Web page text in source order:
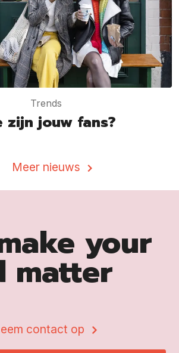
Trends
zijn jouw fans?
Meer nieuws
your
matter
contact op